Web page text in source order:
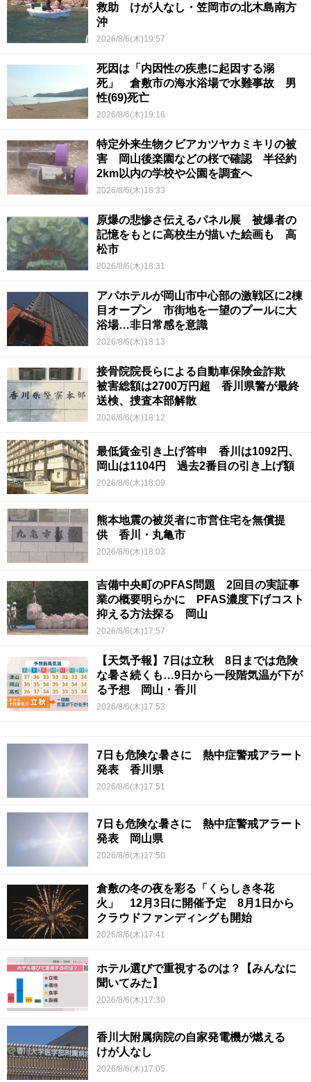
救助 けが人なし・笠岡市の北木島南方
沖
2026/8/6(木)19:57
死因は「内因性の疾患に起因する溺
死」 倉敷市の海水浴場で水難事故 男
性(69)死亡
2026/8/6(木)19:16
特定外来生物クビアカツヤカミキリの被
害 岡山後楽園などの桜で確認 半径約
2km以内の学校や公園を調査へ
2026/8/6(木)18:33
原爆の悲惨さ伝えるパネル展 被爆者の
記憶をもとに高校生が描いた絵画も 高
松市
2026/8/6(木)18:31
アパホテルが岡山市中心部の激戦区に2棟
目オープン 市街地を一望のプールに大
浴場…非日常感を意識
2026/8/6(木)18:13
接骨院院長らによる自動車保険金詐欺
被害総額は2700万円超 香川県警が最終
送検、捜査本部解散
2026/8/6(木)18:12
最低賃金引き上げ答申 香川は1092円、
岡山は1104円 過去2番目の引き上げ額
2026/8/6(木)18:09
熊本地震の被災者に市営住宅を無償提
供 香川・丸亀市
2026/8/6(木)18:03
吉備中央町のPFAS問題 2回目の実証事
業の概要明らかに PFAS濃度下げコスト
抑える方法探る 岡山
2026/8/6(木)17:57
【天気予報】7日は立秋 8日までは危険
な暑さ続くも…9日から一段階気温が下が
る予想 岡山・香川
2026/8/6(木)17:53
7日も危険な暑さに 熱中症警戒アラート
発表 香川県
2026/8/6(木)17:51
7日も危険な暑さに 熱中症警戒アラート
発表 岡山県
2026/8/6(木)17:50
倉敷の冬の夜を彩る「くらしき冬花
火」 12月3日に開催予定 8月1日から
クラウドファンディングも開始
2026/8/6(木)17:41
ホテル選びで重視するのは？【みんなに
聞いてみた】
2026/8/6(木)17:30
香川大附属病院の自家発電機が燃える
けが人なし
2026/8/6(木)17:05